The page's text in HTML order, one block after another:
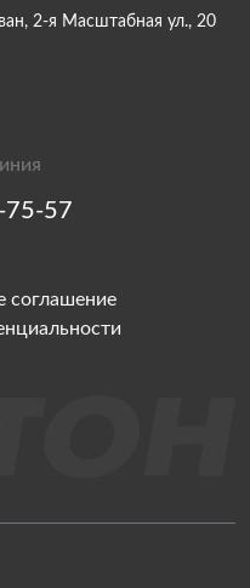
2-я Масштабная ул., 20
75-57
соглашение